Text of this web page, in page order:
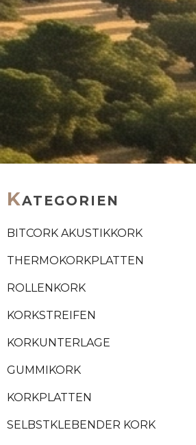
KATEGORIEN
BITCORK AKUSTIKKORK
THERMOKORKPLATTEN
ROLLENKORK
KORKSTREIFEN
KORKUNTERLAGE
GUMMIKORK
KORKPLATTEN
SELBSTKLEBENDER KORK